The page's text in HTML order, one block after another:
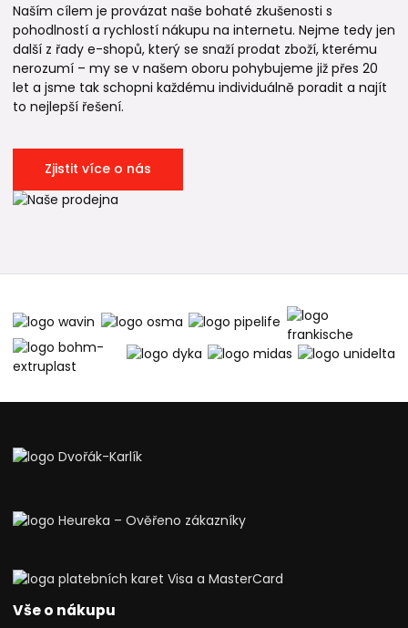
Naším cílem je provázat naše bohaté zkušenosti s
pohodlností a rychlostí nákupu na internetu. Nejme tedy jen
další z řady e-shopů, který se snaží prodat zboží, kterému
nerozumí – my se v našem oboru pohybujeme již přes 20
let a jsme tak schopni každému individuálně poradit a najít
to nejlepší řešení.
Zjistit více o nás
Vše o nákupu